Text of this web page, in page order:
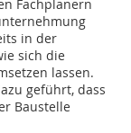
Fachplanern
in der
sich die
lassen.
geführt, dass
Baustelle